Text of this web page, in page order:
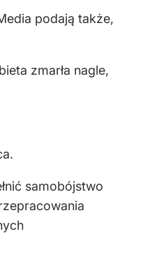
podają także,
zmarła nagle,
samobójstwo